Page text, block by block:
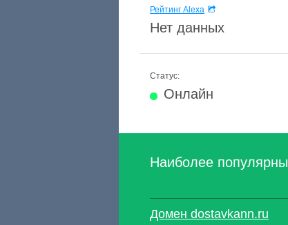
Рейтинг Alexa
Нет данных
Статус:
Онлайн
Наиболее
Домен dostavkann.ru